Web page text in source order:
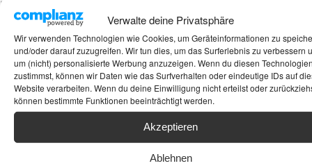
Verwalte deine Privatsphäre
Wir verwenden Technologien wie Cookies, um Geräteinformationen zu
und/oder darauf zuzugreifen. Wir tun dies, um das Surferlebnis zu verbessern
um (nicht) personalisierte Werbung anzuzeigen. Wenn du diesen
zustimmst, können wir Daten wie das Surfverhalten oder eindeutige IDs auf
Website verarbeiten. Wenn du deine Einwilligung nicht erteilst oder
können bestimmte Funktionen beeinträchtigt werden.
Akzeptieren
Ablehnen
Mackern
und an- bei Eingen Gebraucht-Hifi-Händler-
interessiert hat. Der Grund dafür ist schlicht
und einfach erklärt. Wenn man hORNS
Lautsprecher recherchiert findet man kaum
brauchbare Erfahrungsberichte. Die
Zeitschrift Audio hatte vor einigen Jahren die
FP 10 (10 Zoll Bass) getestet. Die Tester
konnten sich kaum einkriegen und
beschrieben unter der Blume, das die hORNS